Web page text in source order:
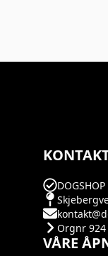
DOGSHOP
Orgnr 924
VÅRE